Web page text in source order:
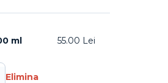
ml 55.00 Lei
Elimina